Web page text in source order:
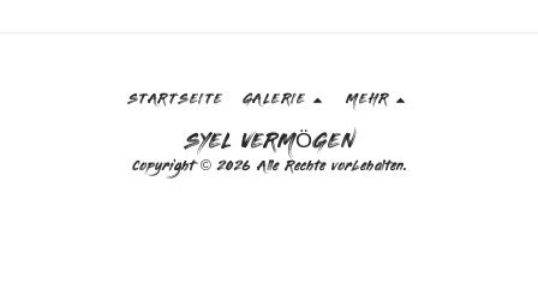
SYEL VERMÖGEN
Copyright © 2026 Alle Rechte vorbehalten.
STARTSEITE GALERIE MEHR